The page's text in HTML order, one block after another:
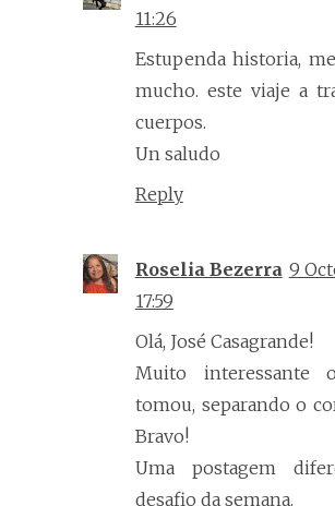
11:26
Estupenda historia,
mucho. este viaje a
cuerpos.
Un saludo
Reply
Roselia Bezerra 9
17:59
Olá, José Casagrande!
Muito interessante
tomou, separando o
Bravo!
Uma postagem
desafio da semana.